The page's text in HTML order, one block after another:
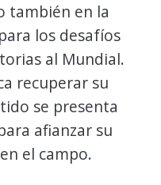
también en la
los desafíos
al Mundial.
recuperar su
se presenta
afianzar su
el campo.